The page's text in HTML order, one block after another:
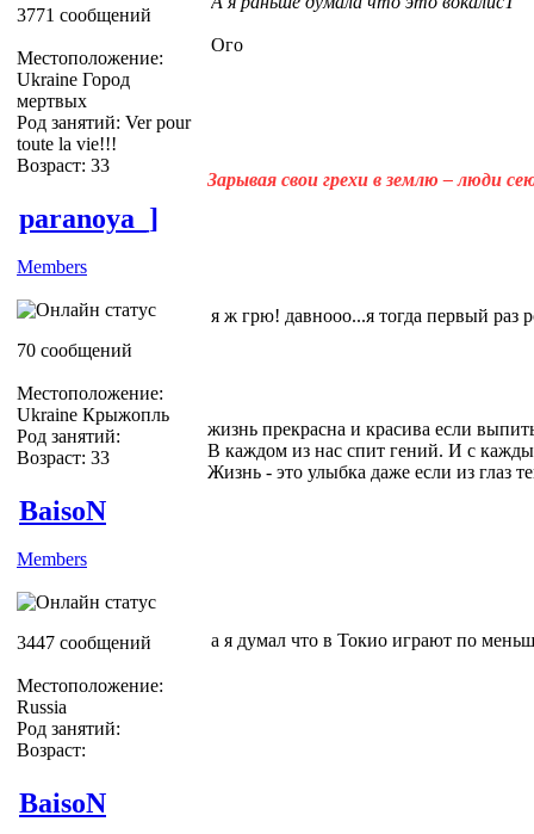
3771 сообщений
Местоположение:
Ukraine Город
мертвых
Род занятий: Ver pour
toute la vie!!!
Возраст: 33
Ого
Зарывая свои грехи в землю – люди
paranoya_]
Members
70 сообщений
Местоположение:
Ukraine Крыжопль
Род занятий:
Возраст: 33
я ж грю! давнооо...я тогда первый раз
жизнь прекрасна и красива если
В каждом из нас спит гений. И с
Жизнь - это улыбка даже если из глаз
BaisoN
Members
3447 сообщений
Местоположение:
Russia
Род занятий:
Возраст:
а я думал что в Токио играют по
BaisoN